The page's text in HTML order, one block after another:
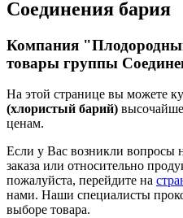
Соединения бария
Компания
товары группы
На этой странице вы можете
(хлористый барий)
ценам.
Если у Вас возникли вопросы
заказа или относительно
пожалуйста, перейдите на
нами. Наши специалисты
выборе товара.